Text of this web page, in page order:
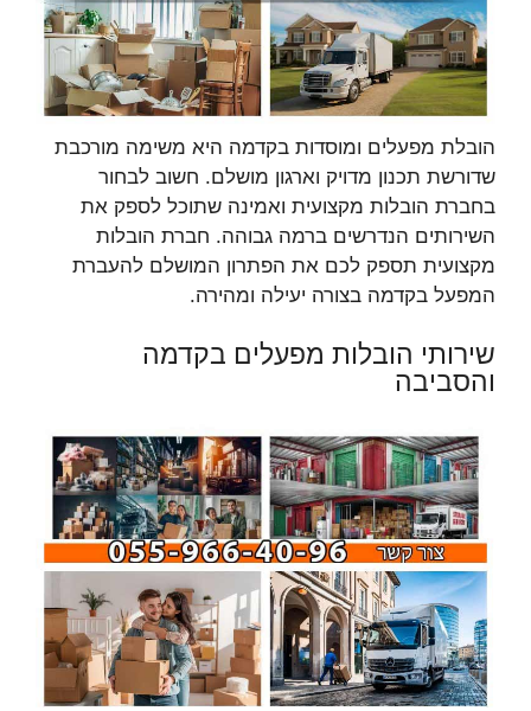
הובלת מפעלים ומוסדות בקדמה היא משימה מורכבת
שדורשת תכנון מדויק וארגון מושלם. חשוב לבחור
בחברת הובלות מקצועית ואמינה שתוכל לספק את
השירותים הנדרשים ברמה גבוהה. חברת הובלות
מקצועית תספק לכם את הפתרון המושלם להעברת
המפעל בקדמה בצורה יעילה ומהירה.
שירותי הובלות מפעלים בקדמה
והסביבה